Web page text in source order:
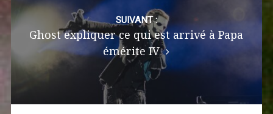
SUIVANT :
Ghost expliquer ce qui est arrivé à Papa
émérite IV